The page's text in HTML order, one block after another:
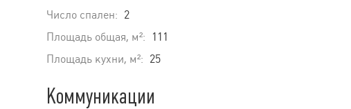
Число спален: 2
Площадь общая, м²:
111
Площадь кухни, м²: 25
Коммуникации